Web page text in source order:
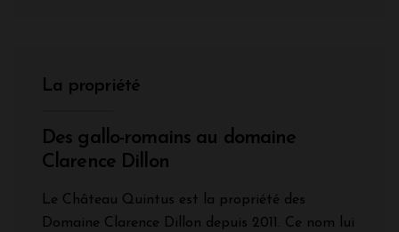
La propriété
Des gallo-romains au domaine
Clarence Dillon
Le Château Quintus est la propriété des
Domaine Clarence Dillon depuis 2011. Ce nom lui